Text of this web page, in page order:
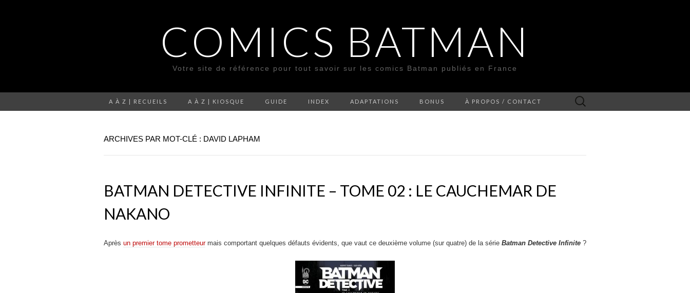
COMICS BATMAN
Votre site de référence pour tout savoir sur les comics Batman publiés en France
A À Z | RECUEILS A À Z | KIOSQUE GUIDE INDEX ADAPTATIONS BONUS À PROPOS / CONTACT Rechercher :
ARCHIVES PAR MOT-CLÉ : DAVID LAPHAM
BATMAN DETECTIVE INFINITE – TOME 02 : LE CAUCHEMAR DE
NAKANO
Après un premier tome prometteurmais comportant quelques défauts évidents, que vaut ce deuxième volume (sur quatre) de la série Batman Detective Infinite ?